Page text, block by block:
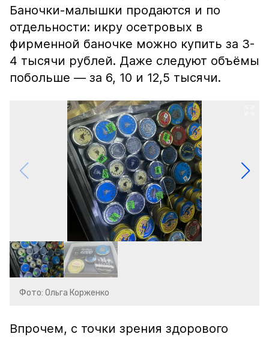
Баночки-малышки продаются и по
отдельности: икру осетровых в
фирменной баночке можно купить за 3-
4 тысячи рублей. Даже следуют объёмы
побольше — за 6, 10 и 12,5 тысячи.
Фото: Ольга Корженко
Впрочем, с точки зрения здорового